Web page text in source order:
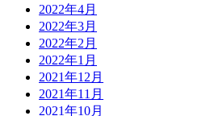
2022年4月
2022年3月
2022年2月
2022年1月
2021年12月
2021年11月
2021年10月